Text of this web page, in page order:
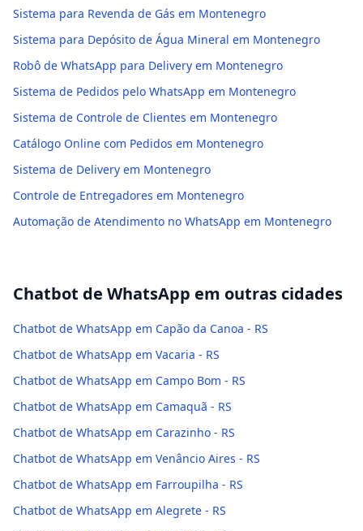
Sistema para Revenda de Gás em Montenegro
Sistema para Depósito de Água Mineral em Montenegro
Robô de WhatsApp para Delivery em Montenegro
Sistema de Pedidos pelo WhatsApp em Montenegro
Sistema de Controle de Clientes em Montenegro
Catálogo Online com Pedidos em Montenegro
Sistema de Delivery em Montenegro
Controle de Entregadores em Montenegro
Automação de Atendimento no WhatsApp em Montenegro
Chatbot de WhatsApp em outras cidades
Chatbot de WhatsApp em Capão da Canoa - RS
Chatbot de WhatsApp em Vacaria - RS
Chatbot de WhatsApp em Campo Bom - RS
Chatbot de WhatsApp em Camaquã - RS
Chatbot de WhatsApp em Carazinho - RS
Chatbot de WhatsApp em Venâncio Aires - RS
Chatbot de WhatsApp em Farroupilha - RS
Chatbot de WhatsApp em Alegrete - RS